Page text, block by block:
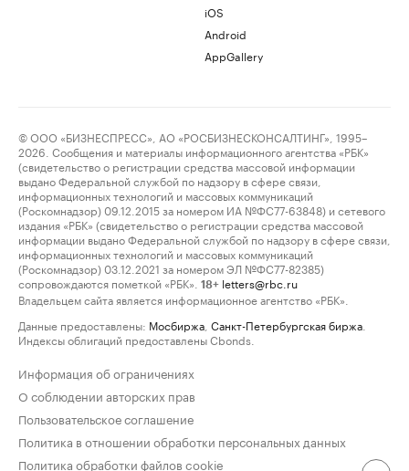
iOS
Android
AppGallery
© ООО «БИЗНЕСПРЕСС», АО «РОСБИЗНЕСКОНСАЛТИНГ», 1995–
2026. Сообщения и материалы информационного агентства «РБК»
(свидетельство о регистрации средства массовой информации
выдано Федеральной службой по надзору в сфере связи,
информационных технологий и массовых коммуникаций
(Роскомнадзор) 09.12.2015 за номером ИА №ФС77-63848) и сетевого
издания «РБК» (свидетельство о регистрации средства массовой
информации выдано Федеральной службой по надзору в сфере связи,
информационных технологий и массовых коммуникаций
(Роскомнадзор) 03.12.2021 за номером ЭЛ №ФС77-82385)
сопровождаются пометкой «РБК».
18+ letters@rbc.ru
Владельцем сайта является информационное агентство «РБК».
Данные предоставлены: Мосбиржа Санкт-Петербургская биржа
Индексы облигаций предоставлены Cbonds.
Информация об ограничениях
О соблюдении авторских прав
Пользовательское соглашение
Политика в отношении обработки персональных данных
Политика обработки файлов cookie